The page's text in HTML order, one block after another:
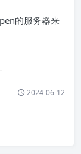
的服务器来
2024-06-12